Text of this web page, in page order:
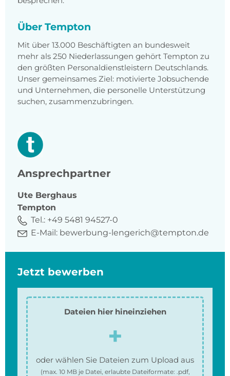
Über Tempton
Mit über 13.000 Beschäftigten an bundesweit
mehr als 250 Niederlassungen gehört Tempton zu
den größten Personaldienstleistern Deutschlands.
Unser gemeinsames Ziel: motivierte Jobsuchende
und Unternehmen, die personelle Unterstützung
suchen, zusammenzubringen.
Ansprechpartner
Ute Berghaus
Tempton
Tel.: +49 5481 94527-0
E-Mail: bewerbung-lengerich@tempton.de
Jetzt bewerben
Dateien hier hineinziehen
oder wählen Sie Dateien zum Upload aus
(max. 10 MBje Datei, erlaubte Dateiformate: .pdf,